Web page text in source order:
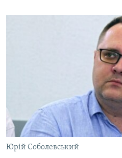
Юрій Соболевський